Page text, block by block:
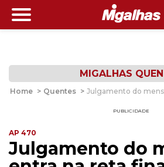
MIGALHAS
Home > Quentes > Julgamento do
PUBLICIDADE
AP 470
Julgamento do